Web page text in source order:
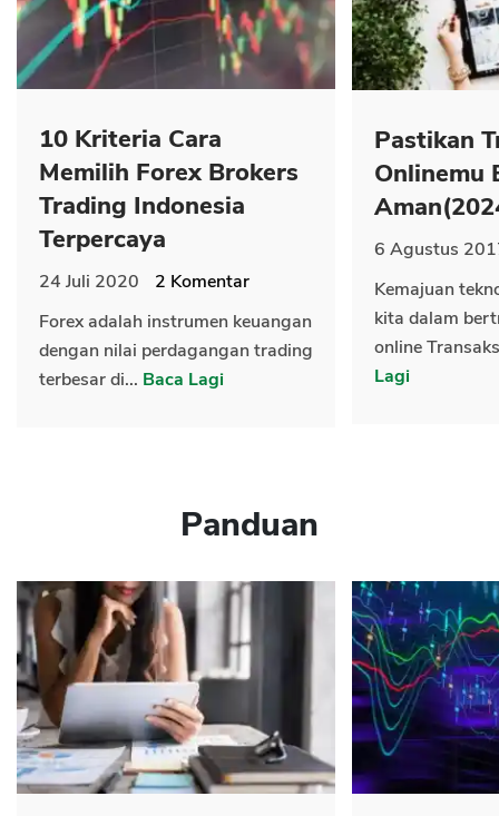
10 Kriteria Cara
Memilih Forex Brokers
Trading Indonesia
Terpercaya
24 Juli 2020 2 Komentar
Forex adalah instrumen keuangan
dengan nilai perdagangan trading
terbesar di... Baca Lagi
Pastikan
Onlinemu
6 Agustus
Kemajuan
kita dalam
online
Lagi
Panduan